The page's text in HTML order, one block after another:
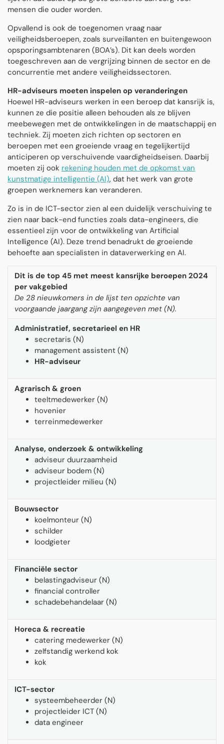
mensen die ouder worden.
Opvallend is ook de toegenomen vraag naar
veiligheidsberoepen, zoals surveillanten en buitengewoon
opsporingsambtenaren (BOA’s). Dit kan deels worden
toegeschreven aan de vergrijzing binnen de sector en de
concurrentie met andere veiligheidssectoren.
HR-adviseurs moeten inspelen op veranderingen
Hoewel HR-adviseurs werken in een beroep dat kansrijk is,
kunnen ze die positie alleen behouden als ze blijven
meebewegen met de ontwikkelingen in de maatschappij en
techniek. Zij moeten zich richten op sectoren en
beroepen met een groeiende vraag en tegelijkertijd
anticiperen op verschuivende vaardigheidseisen. Daarbij
moeten zij ook rekening houden met de opkomst van
kunstmatige intelligentie (AI), dat het werk van grote
groepen werknemers kan veranderen.
Zo is in de ICT-sector zien al een duidelijk verschuiving te
zien naar back-end functies zoals data-engineers, die
essentieel zijn voor de ontwikkeling van Artificial
Intelligence (AI). Deze trend benadrukt de groeiende
behoefte aan specialisten in dataverwerking en AI.
Dit is de top 45 met meest kansrijke beroepen 2024
per vakgebied
De 28 nieuwkomers in de lijst ten opzichte van
voorgaande jaargang zijn aangegeven met (N).
Administratief, secretarieel en HR
secretaris (N)
management assistent (N)
HR-adviseur
Agrarisch & groen
teeltmedewerker (N)
hovenier
terreinmedewerker
Analyse, onderzoek & ontwikkeling
adviseur duurzaamheid
adviseur bodem (N)
projectleider milieu (N)
Bouwsector
koelmonteur (N)
schilder
loodgieter
Financiële sector
belastingadviseur (N)
financial controller
schadebehandelaar (N)
Horeca & recreatie
catering medewerker (N)
zelfstandig werkend kok
kok
ICT-sector
systeembeheerder (N)
projectleider ICT (N)
data engineer